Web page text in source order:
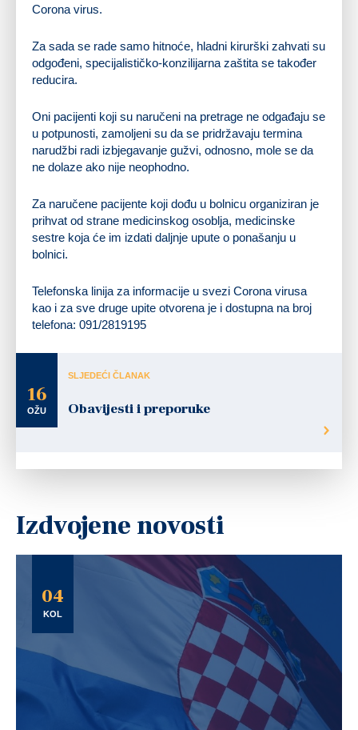
Corona virus.
Za sada se rade samo hitnoće, hladni kirurški zahvati su
odgođeni, specijalističko-konzilijarna zaštita se također
reducira.
Oni pacijenti koji su naručeni na pretrage ne odgađaju se
u potpunosti, zamoljeni su da se pridržavaju termina
narudžbi radi izbjegavanje gužvi, odnosno, mole se da
ne dolaze ako nije neophodno.
Za naručene pacijente koji dođu u bolnicu organiziran je
prihvat od strane medicinskog osoblja, medicinske
sestre koja će im izdati daljnje upute o ponašanju u
bolnici.
Telefonska linija za informacije u svezi Corona virusa
kao i za sve druge upite otvorena je i dostupna na broj
telefona: 091/2819195
16
OŽU
SLJEDEĆI ČLANAK
Obavijesti i preporuke
Izdvojene novosti
04
KOL